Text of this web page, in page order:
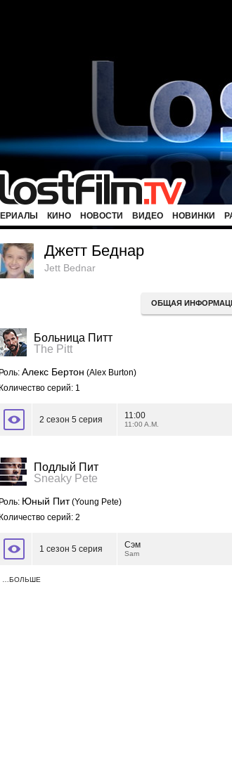
КИНО НОВОСТИ ВИДЕО НОВИНКИ
Джетт Беднар
Jett Bednar
ОБЩАЯ
Больница Питт
The Pitt
Роль: Алекс Бертон (Alex Burton)
Количество серий: 1
2 сезон 5 серия 11:00
11:00 A.M.
Подлый Пит
Sneaky Pete
Роль: Юный Пит(Young Pete)
Количество серий: 2
1 сезон 5 серия Сэм
Sam
…БОЛЬШЕ